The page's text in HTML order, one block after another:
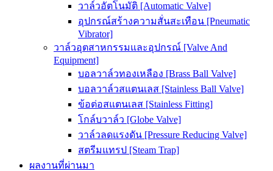
วาล์วอัตโนมัติ [Automatic Valve]
อุปกรณ์สร้างความสั่นสะเทือน [Pneumatic
Vibrator]
วาล์วอุตสาหกรรมและอุปกรณ์ [Valve And
Equipment]
บอลวาล์วทองเหลือง [Brass Ball Valve]
บอลวาล์วสแตนเลส [Stainless Ball Valve]
ข้อต่อสแตนเลส [Stainless Fitting]
โกล์บวาล์ว [Globe Valve]
วาล์วลดแรงดัน [Pressure Reducing Valve]
สตรีมแทรป [Steam Trap]
ผลงานที่ผ่านมา